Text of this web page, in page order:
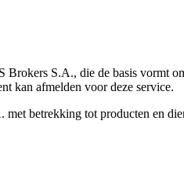
S.A., die de basis vormt
kan afmelden voor deze service.
betrekking tot producten en